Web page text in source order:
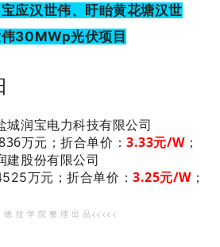
应汉世伟、盱眙黄花塘汉世
30MWp光伏项目
城润宝电力科技有限公司
万元；折合单价：3.33元/W；
建股份有限公司
万元；折合单价：3.25元/W；
德 拉 学 院 整 理 出 品<<<<<